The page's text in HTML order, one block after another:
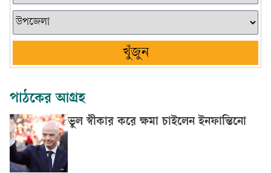
খুঁজুন
পাঠকের আগ্রহ
ভুল স্বীকার করে ক্ষমা চাইলেন ইনফান্তিনো